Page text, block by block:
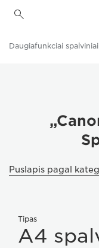
Gaminiai verslui
Puslapis pagal
Tipas
A4